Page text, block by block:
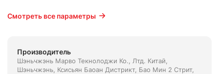
Смотреть все параметры
Производитель
Шэньчжэнь Марво Текнолоджи Ко., Лтд. Китай,
Шэньчжэнь, Ксисьян Баоан Дистрикт, Бао Мин 2 Стрит,